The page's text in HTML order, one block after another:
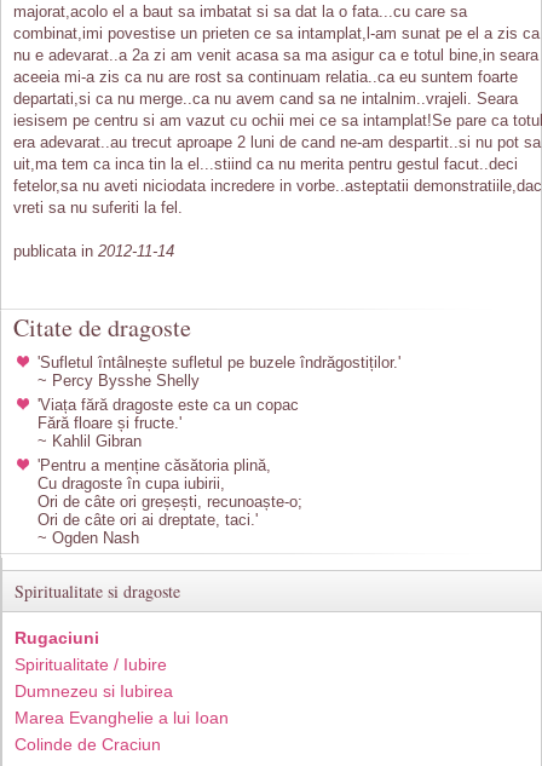
majorat,acolo el a baut sa imbatat si sa dat la o fata...cu care sa
combinat,imi povestise un prieten ce sa intamplat,l-am sunat pe el a zis ca
nu e adevarat..a 2a zi am venit acasa sa ma asigur ca e totul bine,in seara
aceeia mi-a zis ca nu are rost sa continuam relatia..ca eu suntem foarte
departati,si ca nu merge..ca nu avem cand sa ne intalnim..vrajeli. Seara
iesisem pe centru si am vazut cu ochii mei ce sa intamplat!Se pare ca totul
era adevarat..au trecut aproape 2 luni de cand ne-am despartit..si nu pot
uit,ma tem ca inca tin la el...stiind ca nu merita pentru gestul facut..deci
fetelor,sa nu aveti niciodata incredere in vorbe..asteptatii
vreti sa nu suferiti la fel.
publicata in 2012-11-14
Citate de dragoste
'Sufletul întâlnește sufletul pe buzele îndrăgostiților.'
~ Percy Bysshe Shelly
'Viața fără dragoste este ca un copac
Fără floare și fructe.'
~ Kahlil Gibran
'Pentru a menține căsătoria plină,
Cu dragoste în cupa iubirii,
Ori de câte ori greșești, recunoaște-o;
Ori de câte ori ai dreptate, taci.'
~ Ogden Nash
Spiritualitate si dragoste
Rugaciuni
Spiritualitate / Iubire
Dumnezeu si Iubirea
Marea Evanghelie a lui Ioan
Colinde de Craciun